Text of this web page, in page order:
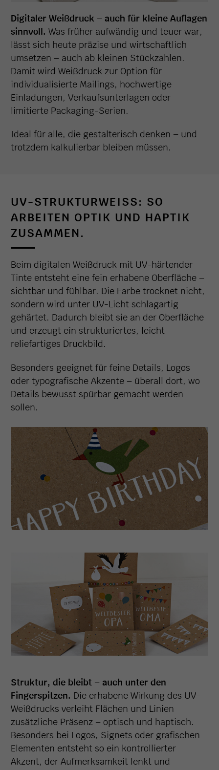
Digitaler Weißdruck – auch für kleine Auflagen
sinnvoll.Was früher aufwändig und teuer war,
lässt sich heute präzise und wirtschaftlich
umsetzen – auch ab kleinen Stückzahlen.
Damit wird Weißdruck zur Option für
individualisierte Mailings, hochwertige
Einladungen, Verkaufsunterlagen oder
limitierte Packaging-Serien.
Ideal für alle, die gestalterisch denken – und
trotzdem kalkulierbar bleiben müssen.
UV-STRUKTURWEISS: SO A
RBEITEN OPTIK UND HAPTIK Z
USAMMEN.
Beim digitalen Weißdruck mit UV-härtender
Tinte entsteht eine fein erhabene Oberfläche –
sichtbar und fühlbar. Die Farbe trocknet nicht,
sondern wird unter UV-Licht schlagartig
gehärtet. Dadurch bleibt sie an der Oberfläche
und erzeugt ein strukturiertes, leicht
reliefartiges Druckbild.
Besonders geeignet für feine Details, Logos
oder typografische Akzente – überall dort, wo
Details bewusst spürbar gemacht werden
sollen.
Struktur, die bleibt – auch unter den
Fingerspitzen. Die erhabene Wirkung des UV-
Weißdrucks verleiht Flächen und Linien
zusätzliche Präsenz – optisch und haptisch.
Besonders bei Logos, Signets oder grafischen
Elementen entsteht so ein kontrollierter
Akzent, der Aufmerksamkeit lenkt und